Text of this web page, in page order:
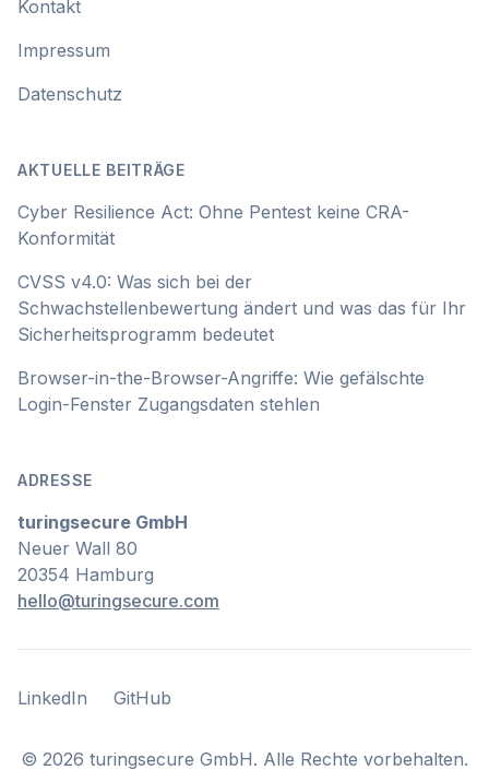
Kontakt
Impressum
Datenschutz
AKTUELLE BEITRÄGE
Cyber Resilience Act: Ohne Pentest keine CRA-
Konformität
CVSS v4.0: Was sich bei der
Schwachstellenbewertung ändert und was das für Ihr
Sicherheitsprogramm bedeutet
Browser-in-the-Browser-Angriffe: Wie gefälschte
Login-Fenster Zugangsdaten stehlen
ADRESSE
turingsecure GmbH
Neuer Wall 80
20354 Hamburg
hello@turingsecure.com
LinkedIn
LinkedIn GitHub
GitHub
© 2026 turingsecure GmbH. Alle Rechte vorbehalten.